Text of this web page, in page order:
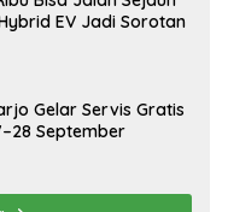
EV Jadi Sorotan
Gelar Servis Gratis
September